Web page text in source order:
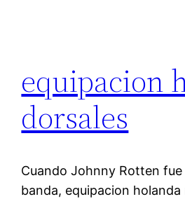
equipacion
dorsales
Cuando Johnny Rotten
banda, equipacion